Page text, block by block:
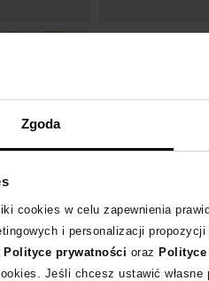
Zgoda
cookies w celu zapewnienia
i personalizacji
Polityce prywatności oraz Polityce
Jeśli chcesz ustawić